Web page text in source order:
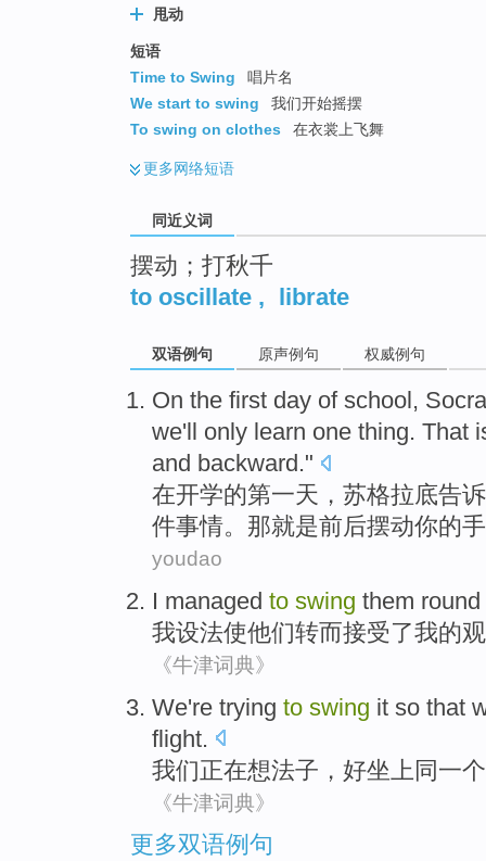
甩动
短语
Time to Swing
唱片名
We start to swing
我们开始摇摆
To swing on clothes
在衣裳上飞舞
更多网络短语
同近义词
摆动；打秋千
to oscillate , librate
双语例句 原声例句 权威例句
On the first day of school,
we'll only learn one thing. That
and backward."
在开学的第一天，苏格拉底告
件事情。那就是前后摆动你的
youdao
I managed to swing them round
我设法使他们转而接受了我的
《牛津词典》
We're trying to swing it so that
flight.
我们正在想法子 ， 好坐 上 同一个
《牛津词典》
更多双语例句